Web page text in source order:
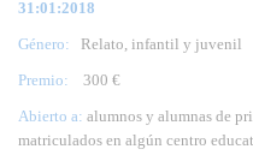
31:01:2018
Género: Relato, infantil y juvenil
Premio:
300 €
Abierto a: alumnos y alumnas de
matriculados en algún centro